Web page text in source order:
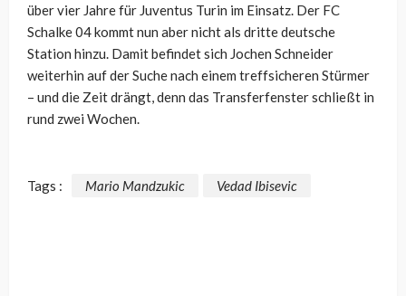
über vier Jahre für Juventus Turin im Einsatz. Der FC
Schalke 04 kommt nun aber nicht als dritte deutsche
Station hinzu. Damit befindet sich Jochen Schneider
weiterhin auf der Suche nach einem treffsicheren Stürmer
– und die Zeit drängt, denn das Transferfenster schließt in
rund zwei Wochen.
Tags : Mario Mandzukic Vedad Ibisevic